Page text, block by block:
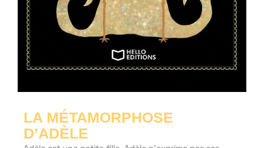
LA MÉTAMORPHOSE
D’ADÈLE